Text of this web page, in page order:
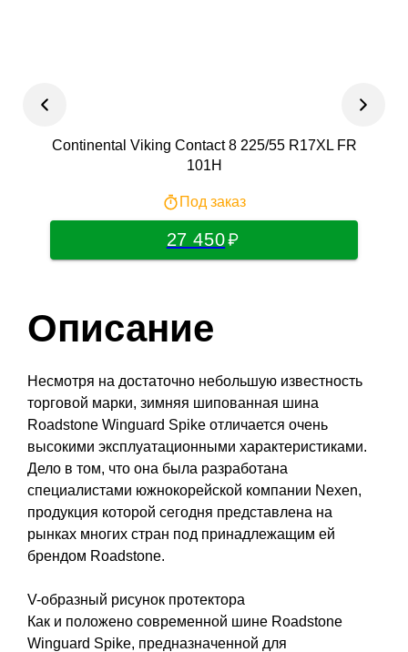
Continental Viking Contact 8 225/55 R17XL FR
101H
Под заказ
27 450
Описание
Несмотря на достаточно небольшую известность
торговой марки, зимняя шипованная шина
Roadstone Winguard Spike отличается очень
высокими эксплуатационными характеристиками.
Дело в том, что она была разработана
специалистами южнокорейской компании Nexen,
продукция которой сегодня представлена на
рынках многих стран под принадлежащим ей
брендом Roadstone.
V-образный рисунок протектора
Как и положено современной шине Roadstone
Winguard Spike, предназначенной для